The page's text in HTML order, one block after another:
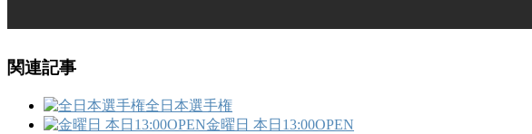
関連記事
全日本選手権
金曜日 本日13:00OPEN